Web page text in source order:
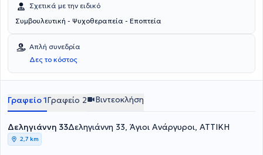
Σχετικά με την ειδικό
Συμβουλευτική - Ψυχοθεραπεία - Εποπτεία
Απλή συνεδρία
Δες το κόστος
Γραφείο 1Γραφείο 2 Βιντεοκλήση
Δεληγιάννη 33Δεληγιάννη 33, Άγιοι Ανάργυροι, ΑΤΤΙΚΗ
2,7 km